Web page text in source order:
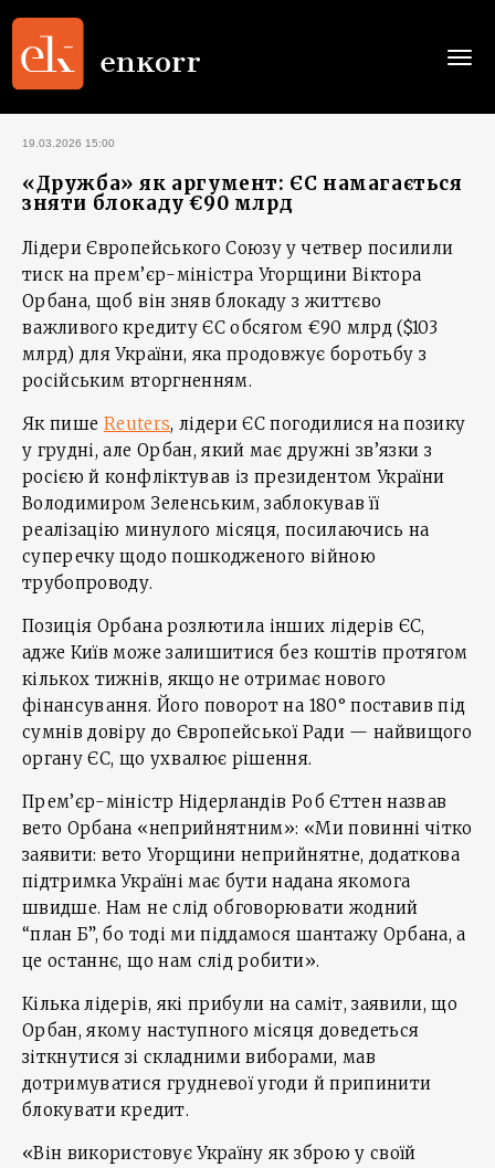
19.03.2026 15:00
«Дружба» як аргумент: ЄС намагається
зняти блокаду €90 млрд
Лідери Європейського Союзу у четвер посилили
тиск на прем’єр-міністра Угорщини Віктора
Орбана, щоб він зняв блокаду з життєво
важливого кредиту ЄС обсягом €90 млрд ($103
млрд) для України, яка продовжує боротьбу з
російським вторгненням.
Як пише Reuters, лідери ЄС погодилися на позику
у грудні, але Орбан, який має дружні зв’язки з
росією й конфліктував із президентом України
Володимиром Зеленським, заблокував її
реалізацію минулого місяця, посилаючись на
суперечку щодо пошкодженого війною
трубопроводу.
Позиція Орбана розлютила інших лідерів ЄС,
адже Київ може залишитися без коштів протягом
кількох тижнів, якщо не отримає нового
фінансування. Його поворот на 180° поставив під
сумнів довіру до Європейської Ради — найвищого
органу ЄС, що ухвалює рішення.
Прем’єр-міністр Нідерландів Роб Єттен назвав
вето Орбана «неприйнятним»: «Ми повинні чітко
заявити: вето Угорщини неприйнятне, додаткова
підтримка Україні має бути надана якомога
швидше. Нам не слід обговорювати жодний
“план Б”, бо тоді ми піддамося шантажу Орбана, а
це останнє, що нам слід робити».
Кілька лідерів, які прибули на саміт, заявили, що
Орбан, якому наступного місяця доведеться
зіткнутися зі складними виборами, мав
дотримуватися грудневої угоди й припинити
блокувати кредит.
«Він використовує Україну як зброю у своїй